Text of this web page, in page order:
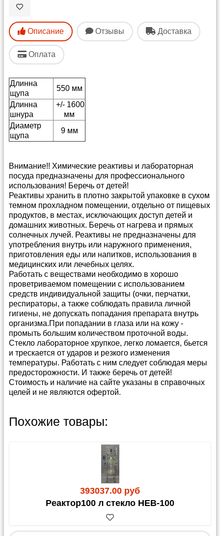
Описание Отзывы Доставка
Оплата
Длинна
щупа
550 мм
Длинна
шнура
+/- 1600
мм
Диаметр
щупа
9 мм
Внимание!! Химические реактивы и лабораторная
посуда предназначены для профессионального
использования! Беречь от детей!
Реактивы хранить в плотно закрытой упаковке в сухом
темном прохладном помещении, отдельно от пищевых
продуктов, в местах, исключающих доступ детей и
домашних животных. Беречь от нагрева и прямых
солнечных лучей. Реактивы не предназначены для
употребления внутрь или наружного применения,
приготовления еды или напитков, использования в
медицинских или лечебных целях.
Работать с веществами необходимо в хорошо
проветриваемом помещении с использованием
средств индивидуальной защиты (очки, перчатки,
респираторы, а также соблюдать правила личной
гигиены, не допускать попадания препарата внутрь
организма.При попадании в глаза или на кожу -
промыть большим количеством проточной воды.
Стекло лабораторное хрупкое, легко ломается, бьется
и трескается от ударов и резкого изменения
температуры. Работать с ним следует соблюдая меры
предосторожности. И также беречь от детей!
Стоимость и наличие на сайте указаны в справочных
целей и не являются офертой.
транспортными компаниями, а также собственным
или привлеченным курьером.
Если вы затрудняетесь с выбором, укажите в заказе
«по согласованию с администрацией»
Сроки обработки заказа:После подтверждения
оплаты и при наличии товара на складе его
Прайс-лист можно скачать в
Эксель (4 400 кб)
Насосы вакуумные
Стандартная фасовка на большинство сухих
реактивов - 1,0 кг (изредка 0,5 и 0,1). Соответственно,
ориентируйтесь на эту кратность. Исключения есть,
Похожие товары:
393037.00 руб
Реактор100 л стекло HEB-100